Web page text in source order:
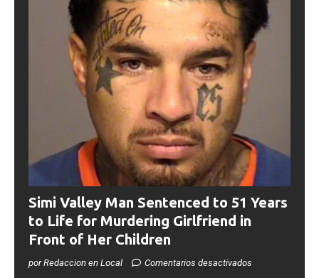
Simi Valley Man Sentenced to 51 Years
to Life for Murdering Girlfriend in
Front of Her Children
por Redaccion en Local